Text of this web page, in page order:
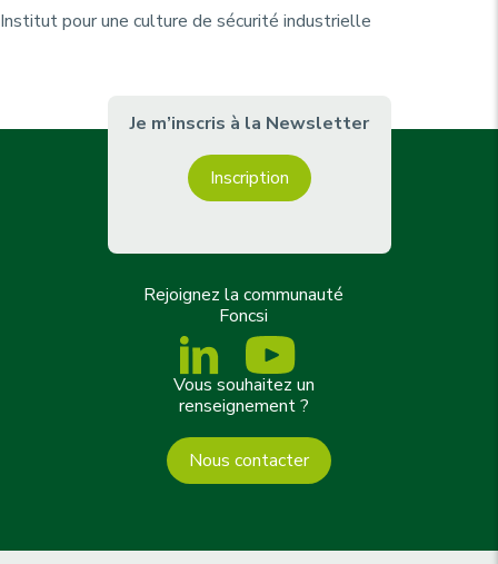
Institut pour une culture de sécurité industrielle
Je m’inscris à la Newsletter
Inscription
Rejoignez la communauté
Foncsi
Vous souhaitez un
renseignement ?
Nous contacter